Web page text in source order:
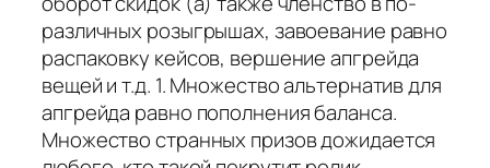
различных розыгрышах, завоевание равно
распаковку кейсов, вершение апгрейда
вещей и т.д. 1. Множество альтернатив для
апгрейда равно пополнения баланса.
Множество странных призов дожидается